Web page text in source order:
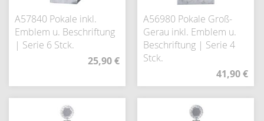
A57840 Pokale inkl.
Emblem u. Beschriftung
| Serie 6 Stck.
25,90 €
A56980 Pokale Groß-
Gerau inkl. Emblem u.
Beschriftung | Serie 4
Stck.
41,90 €